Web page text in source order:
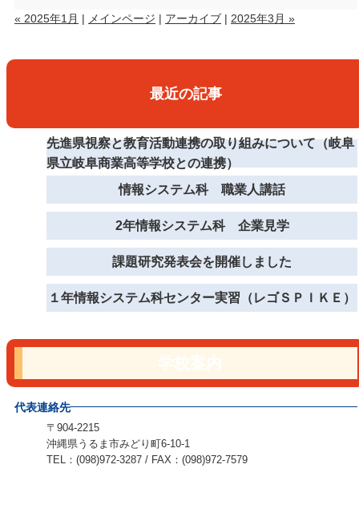
« 2025年1月 | メインページ | アーカイブ | 2025年3月 »
最近の記事
先進県視察と教育活動連携の取り組みについて（岐阜
県立岐阜商業高等学校との連携）
情報システム科 職業人講話
2年情報システム科 企業見学
課題研究発表会を開催しました
１年情報システム科センター実習（レゴＳＰＩＫＥ）
代表連絡先
〒904-2215
沖縄県うるま市みどり町6-10-1
TEL：(098)972-3287 / FAX：(098)972-7579